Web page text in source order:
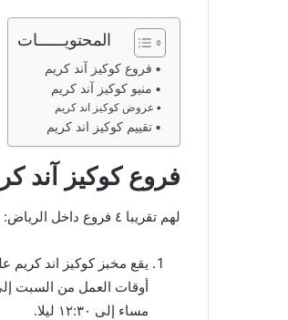
المحتويــــــات
فروع كوكيز آند كريم
منيو كوكيز آند كريم
عروض كوكيز اند كريم
تقييم كوكيز اند كريم
فروع كوكيز آند
لهم تقريبا ٤ فروع داخل الرياض:
يقع مخبز كوكيز اند كريم
مساء إلى ١٢:٣٠ ليلا.